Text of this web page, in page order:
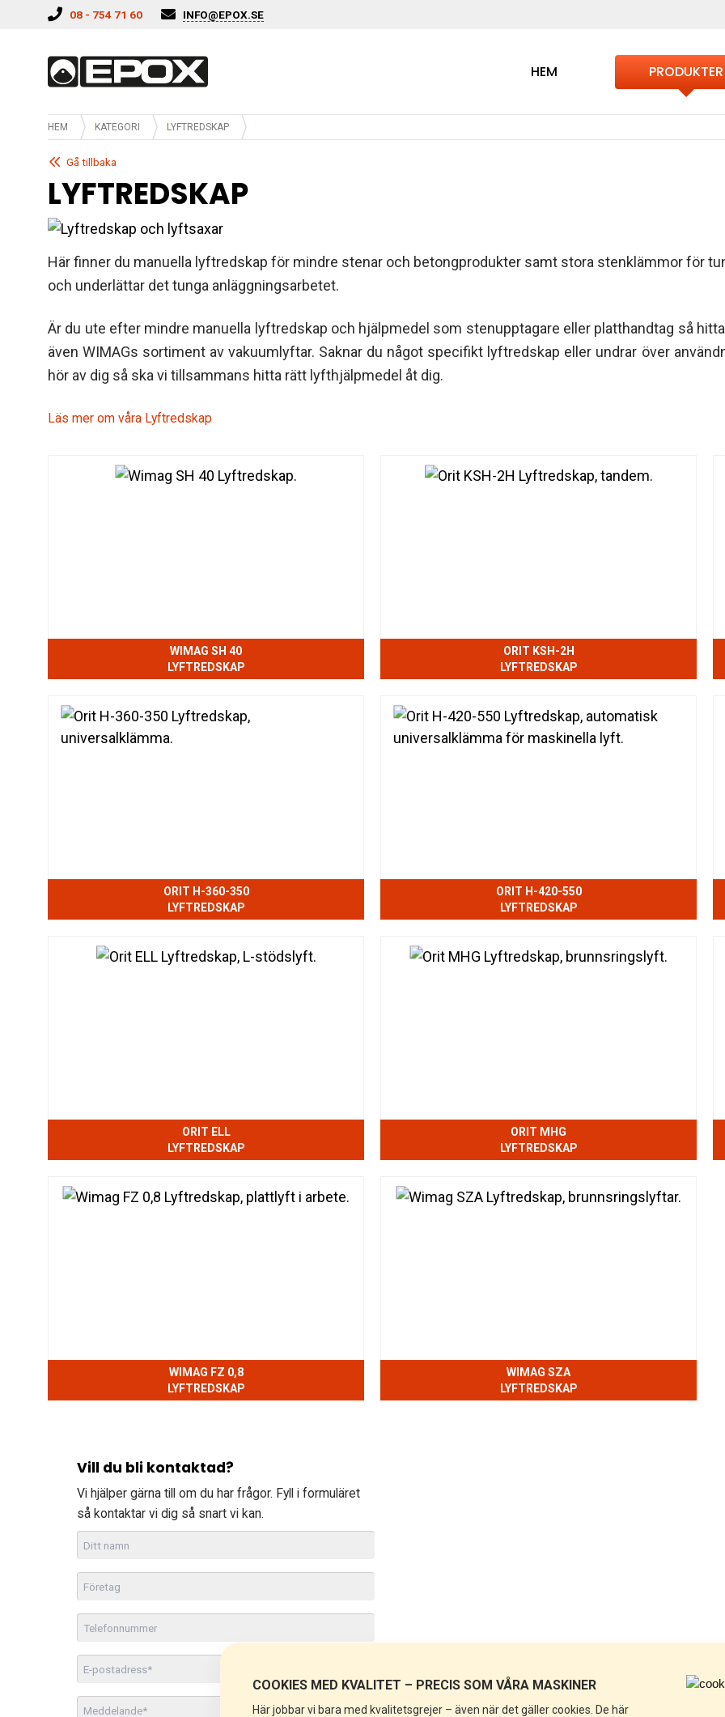
COOKIES MED KVALITET – PRECIS SOM VÅRA MASKINER
Här jobbar vi bara med kvalitetsgrejer – även när det gäller cookies. De här
Hoppa till innehåll
08 - 754 71 60 INFO@EPOX.SE
HEM PRODUKTER
HEM KATEGORI LYFTREDSKAP
Gå tillbaka
LYFTREDSKAP
Här finner du manuella lyftredskap för mindre stenar och betongprodukter samt stora stenklämmor för
och underlättar det tunga anläggningsarbetet.
Är du ute efter mindre manuella lyftredskap och hjälpmedel som stenupptagare eller platthandtag så
även WIMAGs sortiment av vakuumlyftar. Saknar du något specifikt lyftredskap eller undrar över
hör av dig så ska vi tillsammans hitta rätt lyfthjälpmedel åt dig.
Läs mer om våra Lyftredskap
WIMAG SH 40
LYFTREDSKAP
ORIT KSH-2H
LYFTREDSKAP
ORIT H-360-350
LYFTREDSKAP
ORIT H-420-550
LYFTREDSKAP
ORIT ELL
LYFTREDSKAP
ORIT MHG
LYFTREDSKAP
WIMAG FZ 0,8
LYFTREDSKAP
WIMAG SZA
LYFTREDSKAP
Vill du bli kontaktad?
Vi hjälper gärna till om du har frågor. Fyll i formuläret
så kontaktar vi dig så snart vi kan.
Ditt
namn
Företag
Telefon
E-
post
Meddelande